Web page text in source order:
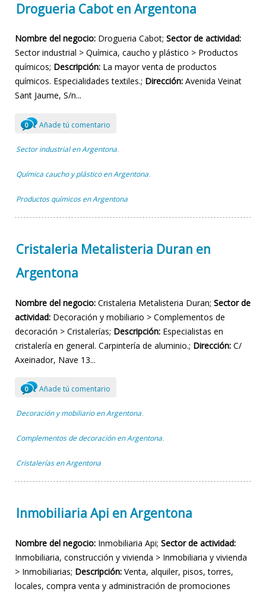
Drogueria Cabot en Argentona
Nombre del negocio: Drogueria Cabot; Sector de actividad:
Sector industrial > Química, caucho y plástico > Productos
químicos; Descripción: La mayor venta de productos
químicos. Especialidades textiles.; Dirección: Avenida Veinat
Sant Jaume, S/n...
0 Añade tú comentario
Sector industrial en Argentona
Química caucho y plástico en Argentona
Productos químicos en Argentona
Cristaleria Metalisteria Duran en
Argentona
Nombre del negocio: Cristaleria Metalisteria Duran; Sector de
actividad: Decoración y mobiliario > Complementos de
decoración > Cristalerías; Descripción: Especialistas en
cristalería en general. Carpintería de aluminio.; Dirección: C/
Axeinador, Nave 13...
0 Añade tú comentario
Decoración y mobiliario en Argentona ,
Complementos de decoración en Argentona ,
Cristalerías en Argentona
Inmobiliaria Api en Argentona
Nombre del negocio: Inmobiliaria Api; Sector de actividad:
Inmobiliaria, construcción y vivienda > Inmobiliaria y vivienda
> Inmobiliarias; Descripción: Venta, alquiler, pisos, torres,
locales, compra venta y administración de promociones